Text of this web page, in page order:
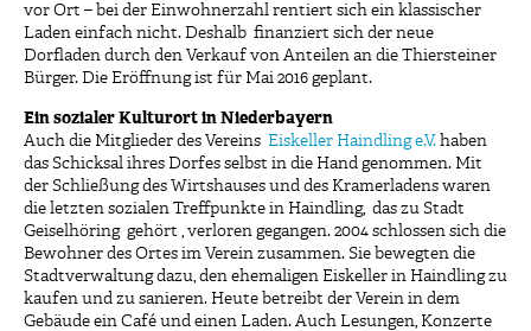
vor Ort – bei der Einwohnerzahl rentiert sich ein klassischer
Laden einfach nicht. Deshalb finanziert sich der neue
Dorfladen durch den Verkauf von Anteilen an die Thiersteiner
Bürger. Die Eröffnung ist für Mai 2016 geplant.
Ein sozialer Kulturort in Niederbayern
Auch die Mitglieder des Vereins Eiskeller Haindling e.V. haben
das Schicksal ihres Dorfes selbst in die Hand genommen. Mit
der Schließung des Wirtshauses und des Kramerladens waren
die letzten sozialen Treffpunkte in Haindling, das zu Stadt
Geiselhöring gehört , verloren gegangen. 2004 schlossen sich die
Bewohner des Ortes im Verein zusammen. Sie bewegten die
Stadtverwaltung dazu, den ehemaligen Eiskeller in Haindling zu
kaufen und zu sanieren. Heute betreibt der Verein in dem
Gebäude ein Café und einen Laden. Auch Lesungen, Konzerte